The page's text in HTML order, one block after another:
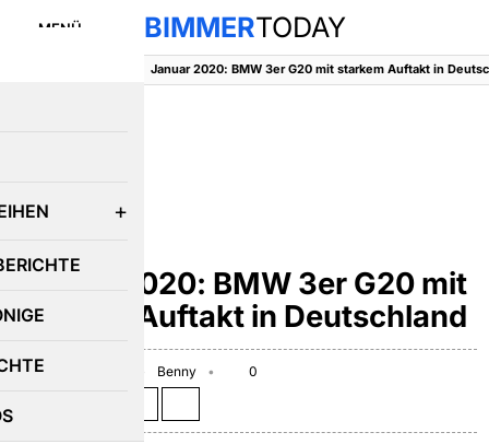
MENÜ BIMMERTODAY
Januar 2020: BMW 3er G20 mit
starkem Auftakt in Deutschland
February 18, 2020 Benny
0